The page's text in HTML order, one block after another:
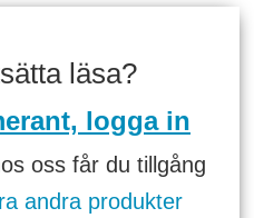
läsa?
logga in
oss får du tillgång
andra produkter